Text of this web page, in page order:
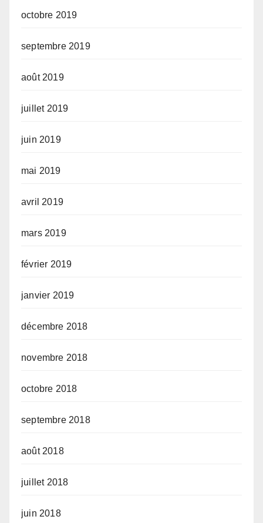
octobre 2019
septembre 2019
août 2019
juillet 2019
juin 2019
mai 2019
avril 2019
mars 2019
février 2019
janvier 2019
décembre 2018
novembre 2018
octobre 2018
septembre 2018
août 2018
juillet 2018
juin 2018